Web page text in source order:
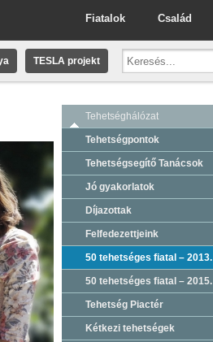
Család
Fiatalok
TESLA projekt
Tehetséghálózat
Tehetségpontok
Tehetségsegítő Tanácsok
Jó gyakorlatok
Díjazottak
Felfedezettjeink
50 tehetséges fiatal – 2013.
50 tehetséges fiatal – 2015.
Tehetség Piactér
Kétkezi tehetségek